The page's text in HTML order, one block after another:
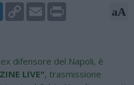
LinkedInCopy
Link
Email aA
difensore del Napoli, è
LIVE", trasmissione